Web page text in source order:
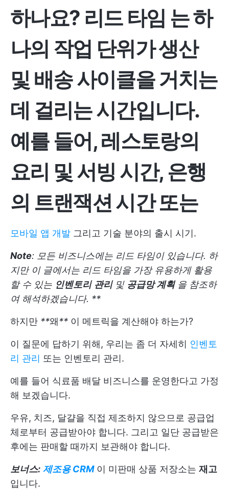
하나요? 리드 타임 는 하
나의 작업 단위가 생산
및 배송 사이클을 거치는
데 걸리는 시간입니다.
예를 들어, 레스토랑의
요리 및 서빙 시간, 은행
의 트랜잭션 시간 또는
모바일 앱 개발 그리고 기술 분야의 출시 시기.
Note: 모든 비즈니스에는 리드 타임이 있습니다. 하
지만 이 글에서는 리드 타임을 가장 유용하게 활용
할 수 있는 인벤토리 관리 및 공급망 계획 을 참조하
여 해석하겠습니다. **
하지만 **왜** 이 메트릭을 계산해야 하는가?
이 질문에 답하기 위해, 우리는 좀 더 자세히 인벤토
리 관리 또는 인벤토리 관리.
예를 들어 식료품 배달 비즈니스를 운영한다고 가정
해 보겠습니다.
우유, 치즈, 달걀을 직접 제조하지 않으므로 공급업
체로부터 공급받아야 합니다. 그리고 일단 공급받은
후에는 판매할 때까지 보관해야 합니다.
보너스: 제조용 CRM이 미판매 상품 저장소는 재고
입니다.